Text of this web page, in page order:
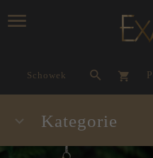
Schowek
Kategorie